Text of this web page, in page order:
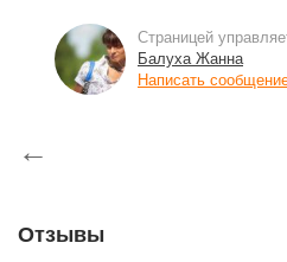
Страницей
Балуха Жанна
Написать
←
Отзывы